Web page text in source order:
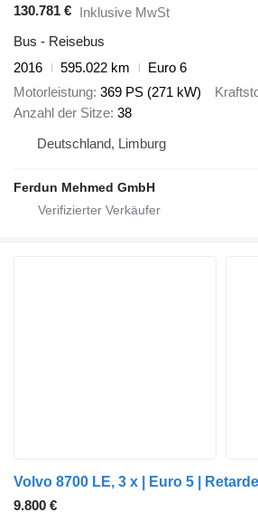
130.781 € Inklusive MwSt
Bus - Reisebus
2016
595.022 km
Euro 6
Motorleistung 369 PS (271 kW)
Anzahl der Sitze 38
Deutschland, Limburg
Ferdun Mehmed GmbH
Volvo 8700 LE, 3 x | Euro 5 |
9.800 €